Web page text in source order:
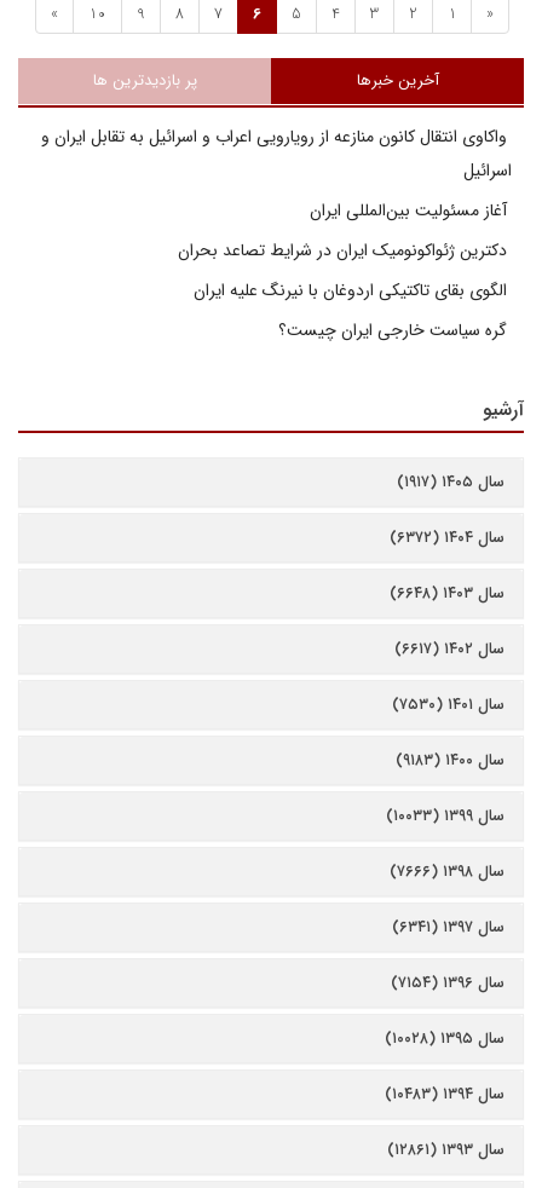
«
1
2
3
4
5
6
7
8
9
10
»
آخرین خبرها پر بازدیدترین ها
واکاوی انتقال کانون منازعه از رویارویی اعراب و اسرائیل به تقابل ایران و
اسرائیل
آغاز مسئولیت بین‌المللی ایران
دکترین ژئواکونومیک ایران در شرایط تصاعد بحران
الگوی بقای تاکتیکی اردوغان با نیرنگ علیه ایران
گره سیاست خارجی ایران چیست؟
آرشیو
سال ۱۴۰۵ (۱۹۱۷)
سال ۱۴۰۴ (۶۳۷۲)
سال ۱۴۰۳ (۶۶۴۸)
سال ۱۴۰۲ (۶۶۱۷)
سال ۱۴۰۱ (۷۵۳۰)
سال ۱۴۰۰ (۹۱۸۳)
سال ۱۳۹۹ (۱۰۰۳۳)
سال ۱۳۹۸ (۷۶۶۶)
سال ۱۳۹۷ (۶۳۴۱)
سال ۱۳۹۶ (۷۱۵۴)
سال ۱۳۹۵ (۱۰۰۲۸)
سال ۱۳۹۴ (۱۰۴۸۳)
سال ۱۳۹۳ (۱۲۸۶۱)